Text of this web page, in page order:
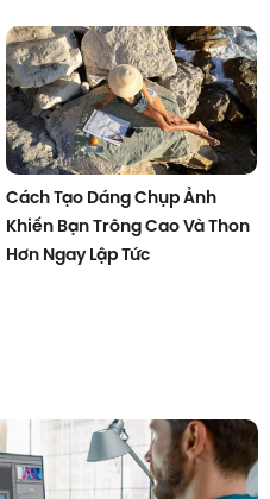
Cách Tạo Dáng Chụp Ảnh
Khiến Bạn Trông Cao Và Thon
Hơn Ngay Lập Tức